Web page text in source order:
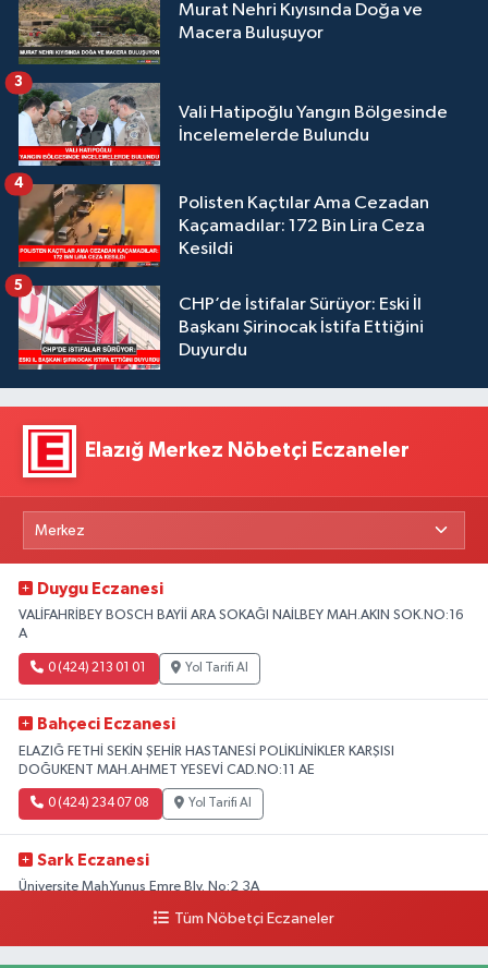
Murat Nehri Kıyısında Doğa ve
Macera Buluşuyor
Vali Hatipoğlu Yangın Bölgesinde
İncelemelerde Bulundu
3
Polisten Kaçtılar Ama Cezadan
Kaçamadılar: 172 Bin Lira Ceza
Kesildi
4
CHP’de İstifalar Sürüyor: Eski İl
Başkanı Şirinocak İstifa Ettiğini
Duyurdu
5
Elazığ Merkez Nöbetçi Eczaneler
Duygu Eczanesi
VALİFAHRİBEY BOSCH BAYİİ ARA SOKAĞI NAİLBEY MAH.AKIN SOK.NO:16
A
0 (424) 213 01 01 Yol Tarifi Al
Bahçeci Eczanesi
ELAZIĞ FETHİ SEKİN ŞEHİR HASTANESİ POLİKLİNİKLER KARŞISI
DOĞUKENT MAH.AHMET YESEVİ CAD.NO:11 AE
0 (424) 234 07 08 Yol Tarifi Al
Sark Eczanesi
Üniversite Mah.Yunus Emre Blv. No:2 3A
Yol Tarifi Al
Tüm Nöbetçi Eczaneler